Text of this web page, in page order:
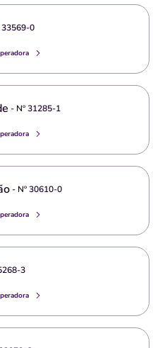
33569-0
- Nº31285-1
- Nº30610-0
3